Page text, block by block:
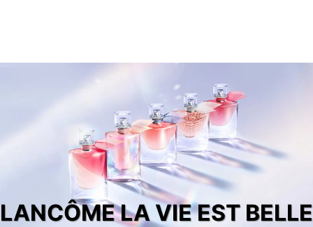
LANCÔME LA VIE EST BELLE